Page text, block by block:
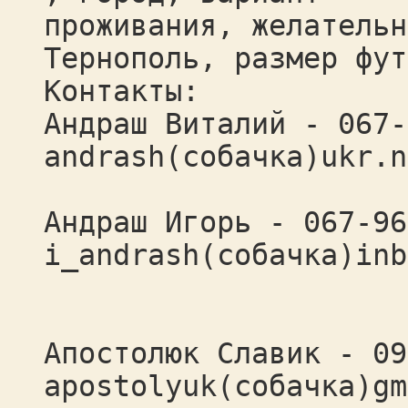
проживания,
Тернополь, размер
Контакты:
Андраш Виталий -
Андраш Игорь - 067-
Апостолюк Славик -